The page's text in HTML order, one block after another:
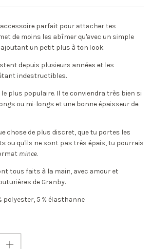
parfait pour attacher tes
de moins les abîmer qu'avec un simple
ajoutant un petit plus à ton look.
depuis plusieurs années et les
indestructibles.
plus populaire. Il te conviendra très bien si
ou mi-longs et une bonne épaisseur de
chose de plus discret, que tu portes les
ou qu'ils ne sont pas très épais, tu pourrais
mince.
tous faits à la main, avec amour et
de Granby.
polyester, 5 % élasthanne